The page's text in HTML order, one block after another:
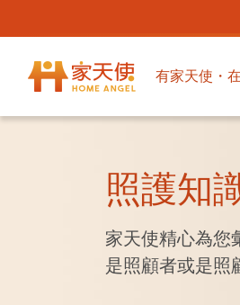
有家天使・
照護知
家天使精心為您
是照顧者或是照